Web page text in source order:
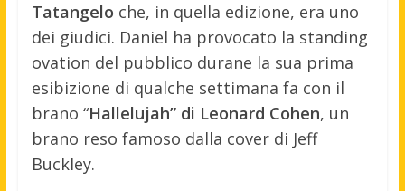
Tatangelo che, in quella edizione, era uno
dei giudici. Daniel ha provocato la standing
ovation del pubblico durane la sua prima
esibizione di qualche settimana fa con il
brano “Hallelujah” di Leonard Cohen, un
brano reso famoso dalla cover di Jeff
Buckley.